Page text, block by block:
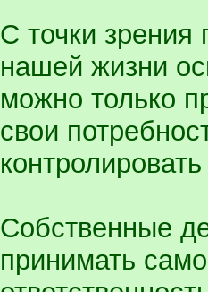
С точки зрения
нашей жизни
можно только
свои
Собственные
принимать